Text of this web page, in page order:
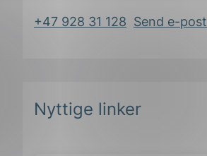
+47 928 31 128 Send e-post
Nyttige linker